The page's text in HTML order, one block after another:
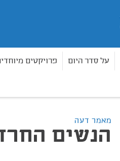
על סדר היום פרויקטים
מאמר דעה
הנשים